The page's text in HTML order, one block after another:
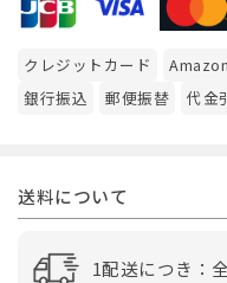
クレジットカード
銀行振込
郵便振替 代金
送料について
1配送につき：